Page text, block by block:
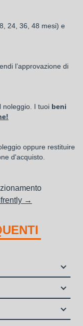
24, 36, 48 mesi) e
l’approvazione di
noleggio. I tuoi beni
oppure restituire
d'acquisto.
→
soluzione che
di un canone fisso
Associati